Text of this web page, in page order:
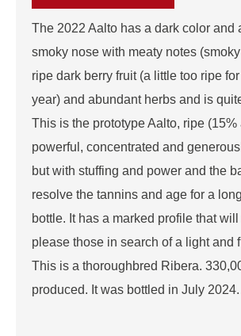
The 2022 Aalto has a dark color and
smoky nose with meaty notes
ripe dark berry fruit (a little too ripe
year) and abundant herbs and is
This is the prototype Aalto, ripe (15%
powerful, concentrated and
but with stuffing and power and the
resolve the tannins and age for a
bottle. It has a marked profile that will
please those in search of a light and
This is a thoroughbred Ribera.
produced. It was bottled in July 2024.